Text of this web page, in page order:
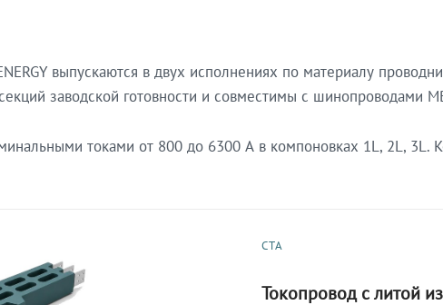
выпускаются в двух исполнениях по материалу
заводской готовности и совместимы с шинопроводами
токами от 800 до 6300 А в компоновках 1L, 2L, 3L.
СТА
Токопровод с литой